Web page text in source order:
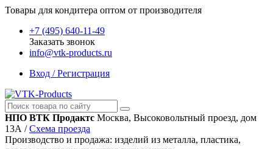
Товары для кондитера оптом от производителя
+7 (495) 640-11-49
Заказать звонок
info@vtk-products.ru
Вход / Регистрация
НПО ВТК Продактс Москва, Высоковольтный проезд, дом
13А /Схема проезда
Производство и продажа: изделий из металла, пластика,